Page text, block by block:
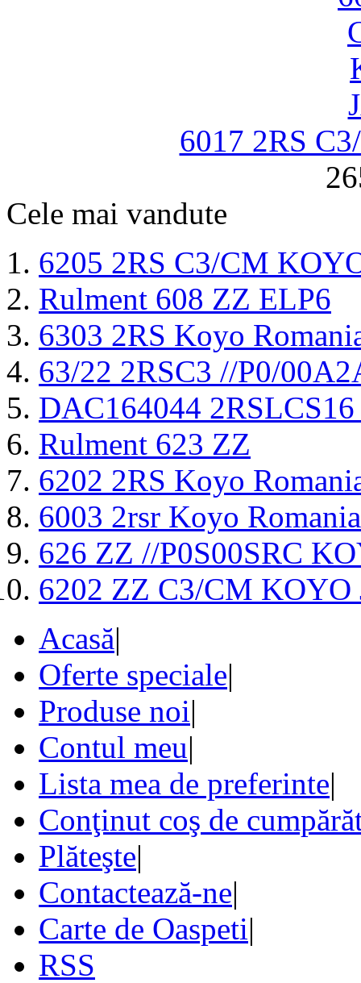
6017 2RS
Cele mai vandute
6205 2RS C3/CM
Rulment 608 ZZ ELP6
6303 2RS Koyo
63/22 2RSC3 //P0/
DAC164044
Rulment 623 ZZ
6202 2RS Koyo
6003 2rsr Koyo Romania
626 ZZ //P0S00SRC
6202 ZZ C3/CM KOYO
Acasă|
Oferte speciale|
Produse noi|
Contul meu|
Lista mea de preferinte|
Conţinut coş de
Plăteşte|
Contactează-ne|
Carte de Oaspeti|
RSS